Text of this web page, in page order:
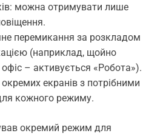
можна отримувати лише
перемикання за розкладом
(наприклад, щойно
– активується «Робота»).
екранів з потрібними
кожного режиму.
окремий режим для